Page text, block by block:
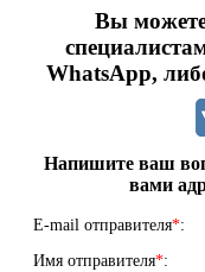
Вы
WhatsApp,
Напишите ваш
вами
E-mail отправителя*:
Имя отправителя*: